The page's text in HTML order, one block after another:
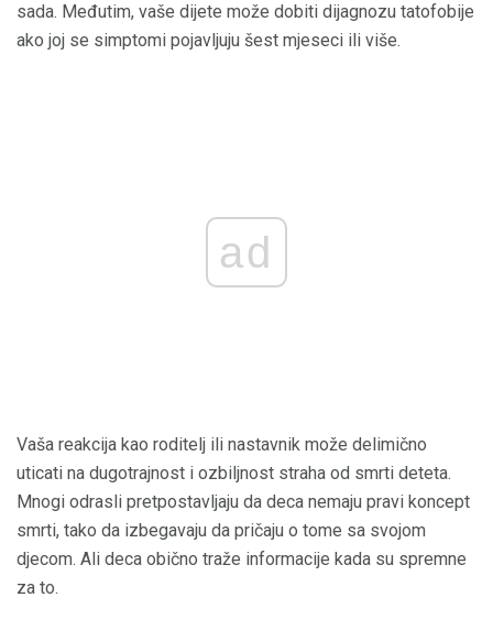
sada. Međutim, vaše dijete može dobiti dijagnozu tatofobije
ako joj se simptomi pojavljuju šest mjeseci ili više.
ad
Vaša reakcija kao roditelj ili nastavnik može delimično
uticati na dugotrajnost i ozbiljnost straha od smrti deteta.
Mnogi odrasli pretpostavljaju da deca nemaju pravi koncept
smrti, tako da izbegavaju da pričaju o tome sa svojom
djecom. Ali deca obično traže informacije kada su spremne
za to.